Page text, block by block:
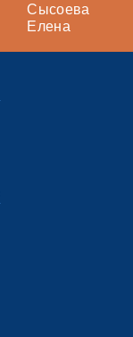
Сысоева
Елена